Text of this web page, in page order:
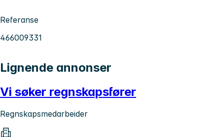
Referanse
466009331
Lignende annonser
Vi søker regnskapsfører
Regnskapsmedarbeider